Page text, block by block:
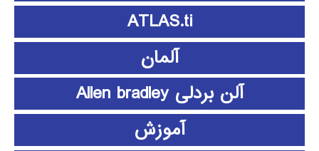
ATLAS.ti
آلمان
آلن بردلی Allen bradley
آموزش